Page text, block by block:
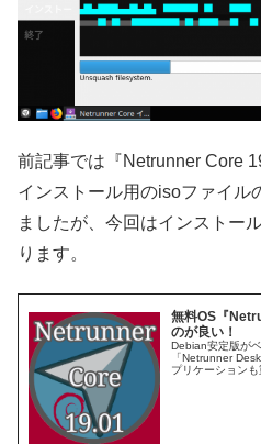
前記事では『Netrunner Core
インストール用のisoファイル
ましたが、今回はインストー
ります。
無料OS『
のが良い！
Debian安定版が
「Netrunner
プリケーション